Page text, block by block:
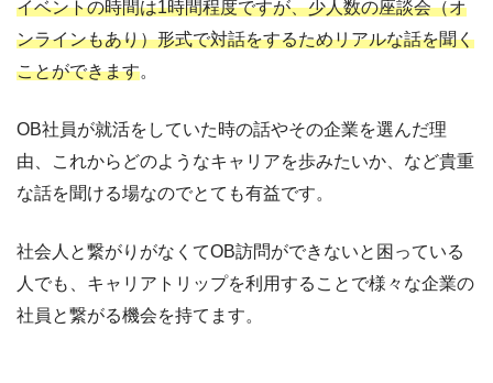
イベントの時間は1時間程度ですが、少人数の座談会（オ
ンラインもあり）形式で対話をするためリアルな話を聞く
ことができます。
OB社員が就活をしていた時の話やその企業を選んだ理
由、これからどのようなキャリアを歩みたいか、など貴重
な話を聞ける場なのでとても有益です。
社会人と繋がりがなくてOB訪問ができないと困っている
人でも、キャリアトリップを利用することで様々な企業の
社員と繋がる機会を持てます。